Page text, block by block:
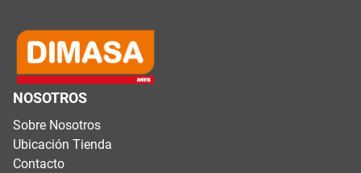
NOSOTROS
Sobre Nosotros
Ubicación Tienda
Contacto